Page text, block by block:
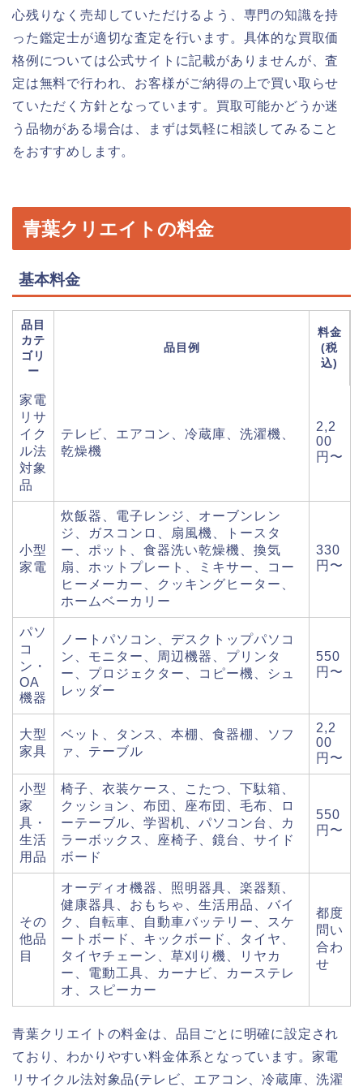
心残りなく売却していただけるよう、専門の知識を持
った鑑定士が適切な査定を行います。具体的な買取価
格例については公式サイトに記載がありませんが、査
定は無料で行われ、お客様がご納得の上で買い取らせ
ていただく方針となっています。買取可能かどうか迷
う品物がある場合は、まずは気軽に相談してみること
をおすすめします。
青葉クリエイトの料金
基本料金
品目
カテ
ゴリ
ー
品目例
料金
(税
込)
家電
リサ
イク
ル法
対象
品
テレビ、エアコン、冷蔵庫、洗濯機、
乾燥機
2,2
00
円〜
小型
家電
炊飯器、電子レンジ、オーブンレン
ジ、ガスコンロ、扇風機、トースタ
ー、ポット、食器洗い乾燥機、換気
扇、ホットプレート、ミキサー、コー
ヒーメーカー、クッキングヒーター、
ホームベーカリー
330
円〜
パソ
コ
ン・
OA
機器
ノートパソコン、デスクトップパソコ
ン、モニター、周辺機器、プリンタ
ー、プロジェクター、コピー機、シュ
レッダー
550
円〜
大型
家具
ベット、タンス、本棚、食器棚、ソフ
ァ、テーブル
2,2
00
円〜
小型
家
具・
生活
用品
椅子、衣装ケース、こたつ、下駄箱、
クッション、布団、座布団、毛布、ロ
ーテーブル、学習机、パソコン台、カ
ラーボックス、座椅子、鏡台、サイド
ボード
550
円〜
その
他品
目
オーディオ機器、照明器具、楽器類、
健康器具、おもちゃ、生活用品、バイ
ク、自転車、自動車バッテリー、スケ
ートボード、キックボード、タイヤ、
タイヤチェーン、草刈り機、リヤカ
ー、電動工具、カーナビ、カーステレ
オ、スピーカー
都度
問い
合わ
せ
青葉クリエイトの料金は、品目ごとに明確に設定され
ており、わかりやすい料金体系となっています。家電
リサイクル法対象品(テレビ、エアコン、冷蔵庫、洗濯